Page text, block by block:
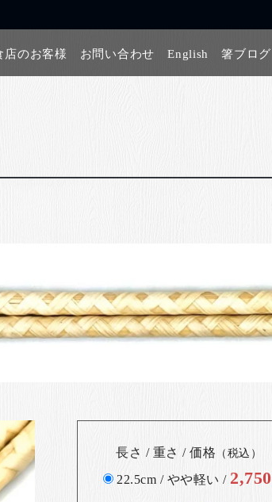
店のお客様 お問い合わせ English 箸ブログ
長さ / 重さ / 価格 （税込）
22.5cm / やや軽い / 2,750